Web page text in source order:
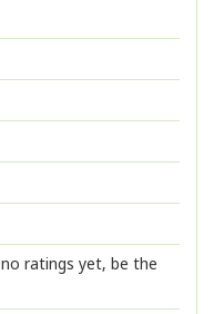
no ratings yet, be the